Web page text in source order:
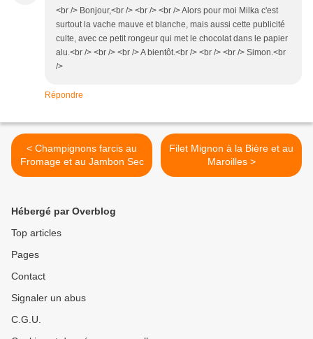
<br /> Bonjour,<br /> <br /> <br /> Alors pour moi Milka c'est
surtout la vache mauve et blanche, mais aussi cette publicité
culte, avec ce petit rongeur qui met le chocolat dans le papier
alu.<br /> <br /> <br /> A bientôt.<br /> <br /> <br /> Simon.<br
/>
Répondre
< Champignons farcis au
Fromage et au Jambon Sec
Filet Mignon à la Bière et au
Maroilles >
Hébergé par Overblog
Top articles
Pages
Contact
Signaler un abus
C.G.U.